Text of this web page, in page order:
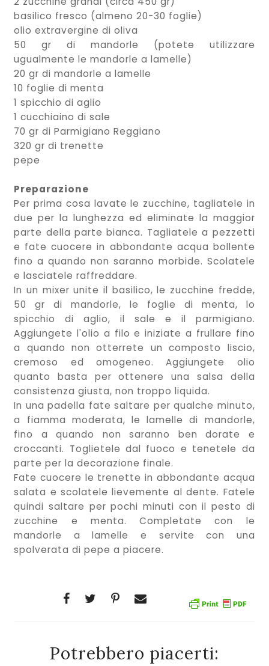
basilico fresco (almeno 20-30 foglie)
olio extravergine di oliva
50 gr di mandorle (potete utilizzare
ugualmente le mandorle a lamelle)
20 gr di mandorle a lamelle
10 foglie di menta
1 spicchio di aglio
1 cucchiaino di sale
70 gr di Parmigiano Reggiano
320 gr di trenette
pepe
Preparazione
Per prima cosa lavate le zucchine, tagliatele in
due per la lunghezza ed eliminate la maggior
parte della parte bianca. Tagliatele a pezzetti
e fate cuocere in abbondante acqua bollente
fino a quando non saranno morbide. Scolatele
e lasciatele raffreddare.
In un mixer unite il basilico, le zucchine fredde,
50 gr di mandorle, le foglie di menta, lo
spicchio di aglio, il sale e il parmigiano.
Aggiungete l'olio a filo e iniziate a frullare fino
a quando non otterrete un composto liscio,
cremoso ed omogeneo. Aggiungete olio
quanto basta per ottenere una salsa della
consistenza giusta, non troppo liquida.
In una padella fate saltare per qualche minuto,
a fiamma moderata, le lamelle di mandorle,
fino a quando non saranno ben dorate e
croccanti. Toglietele dal fuoco e tenetele da
parte per la decorazione finale.
Fate cuocere le trenette in abbondante acqua
salata e scolatele lievemente al dente. Fatele
quindi saltare per pochi minuti con il pesto di
zucchine e menta. Completate con le
mandorle a lamelle e servite con una
spolverata di pepe a piacere.
Potrebbero piacerti: